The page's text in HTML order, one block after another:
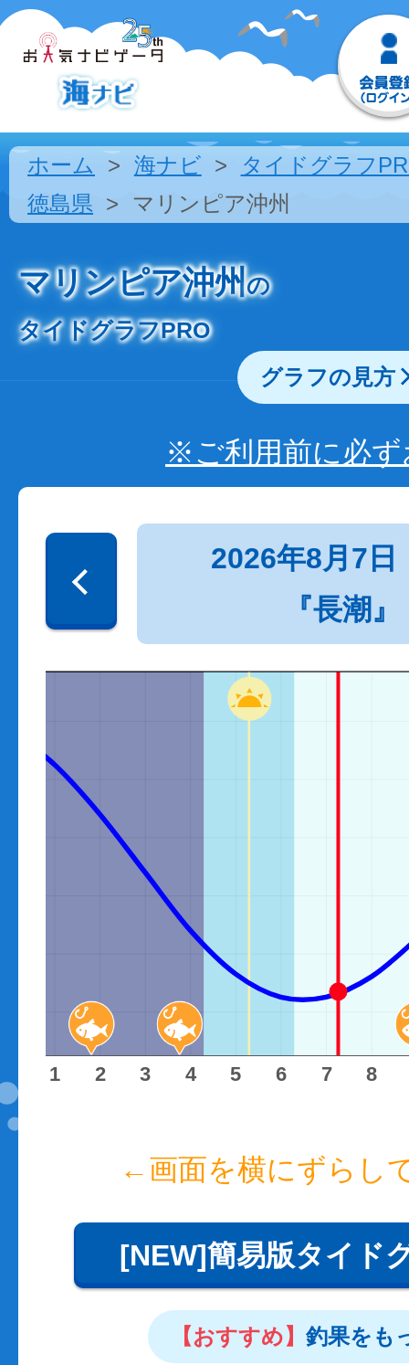
ホーム 海ナビ
タイドグラフ
徳島県
マリンピア沖州
マリンピア沖州の
タイドグラフPRO
グラフの見方
※ご利用前に必
2026年8月7日
『長潮』
1 2 3 4 5 6 7 8
←画面を横にずらし
[NEW]簡易版タイド
【おすすめ】 釣果をも